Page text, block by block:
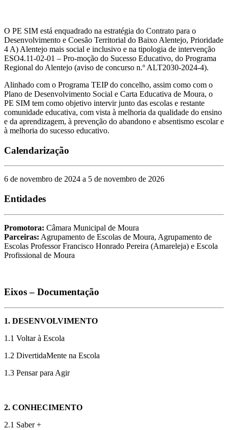
O PE SIM está enquadrado na estratégia do Contrato para o
Desenvolvimento e Coesão Territorial do Baixo Alentejo, Prioridade
4 A) Alentejo mais social e inclusivo e na tipologia de intervenção
ESO4.11-02-01 – Pro-moção do Sucesso Educativo, do Programa
Regional do Alentejo (aviso de concurso n.º ALT2030-2024-4).
Alinhado com o Programa TEIP do concelho, assim como com o
Plano de Desenvolvimento Social e Carta Educativa de Moura, o
PE SIM tem como objetivo intervir junto das escolas e restante
comunidade educativa, com vista à melhoria da qualidade do ensino
e da aprendizagem, à prevenção do abandono e absentismo escolar e
à melhoria do sucesso educativo.
Calendarização
6 de novembro de 2024 a 5 de novembro de 2026
Entidades
Promotora: Câmara Municipal de Moura
Parceiras: Agrupamento de Escolas de Moura, Agrupamento de
Escolas Professor Francisco Honrado Pereira (Amareleja) e Escola
Profissional de Moura
Eixos – Documentação
1. DESENVOLVIMENTO
1.1 Voltar à Escola
1.2 DivertidaMente na Escola
1.3 Pensar para Agir
2. CONHECIMENTO
2.1 Saber +